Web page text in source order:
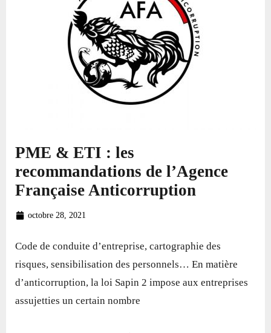
PME & ETI : les
recommandations de l’Agence
Française Anticorruption
octobre 28, 2021
Code de conduite d’entreprise, cartographie des
risques, sensibilisation des personnels… En matière
d’anticorruption, la loi Sapin 2 impose aux entreprises
assujetties un certain nombre